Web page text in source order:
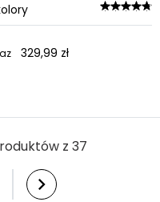
329,99 zł
z 37